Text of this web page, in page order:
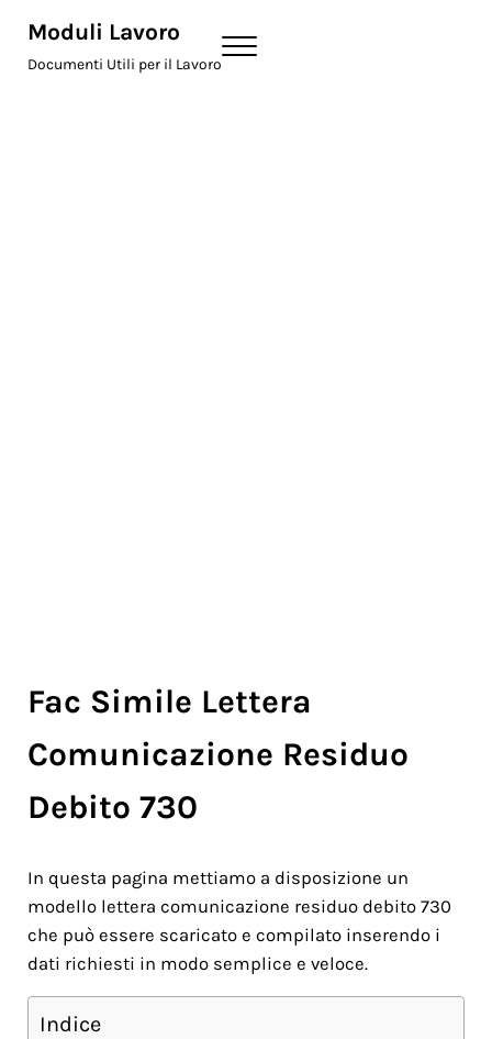
Moduli Lavoro
Documenti Utili per il Lavoro
Menu
Fac Simile Lettera
Comunicazione Residuo
Debito 730
In questa pagina mettiamo a disposizione un
modello lettera comunicazione residuo debito 730
che può essere scaricato e compilato inserendo i
dati richiesti in modo semplice e veloce.
Indice